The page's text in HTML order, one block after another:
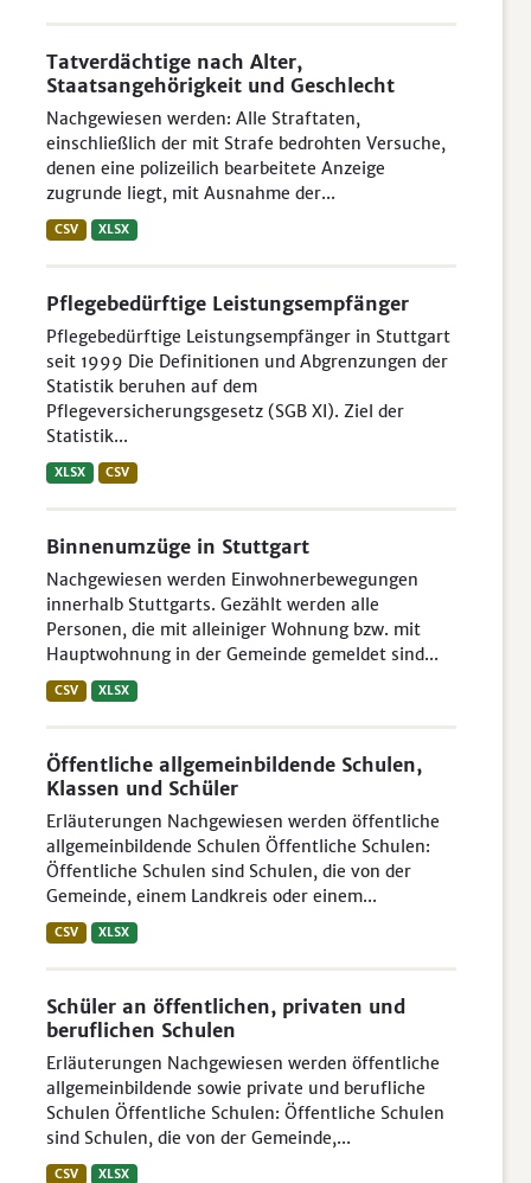
Tatverdächtige nach Alter,
Staatsangehörigkeit und Geschlecht
Nachgewiesen werden: Alle Straftaten,
einschließlich der mit Strafe bedrohten Versuche,
denen eine polizeilich bearbeitete Anzeige
zugrunde liegt, mit Ausnahme der...
CSV XLSX
Pflegebedürftige Leistungsempfänger
Pflegebedürftige Leistungsempfänger in Stuttgart
seit 1999 Die Definitionen und Abgrenzungen der
Statistik beruhen auf dem
Pflegeversicherungsgesetz (SGB XI). Ziel der
Statistik...
XLSX CSV
Binnenumzüge in Stuttgart
Nachgewiesen werden Einwohnerbewegungen
innerhalb Stuttgarts. Gezählt werden alle
Personen, die mit alleiniger Wohnung bzw. mit
Hauptwohnung in der Gemeinde gemeldet sind...
CSV XLSX
Öffentliche allgemeinbildende Schulen,
Klassen und Schüler
Erläuterungen Nachgewiesen werden öffentliche
allgemeinbildende Schulen Öffentliche Schulen:
Öffentliche Schulen sind Schulen, die von der
Gemeinde, einem Landkreis oder einem...
CSV XLSX
Schüler an öffentlichen, privaten und
beruflichen Schulen
Erläuterungen Nachgewiesen werden öffentliche
allgemeinbildende sowie private und berufliche
Schulen Öffentliche Schulen: Öffentliche Schulen
sind Schulen, die von der Gemeinde,...
CSV XLSX